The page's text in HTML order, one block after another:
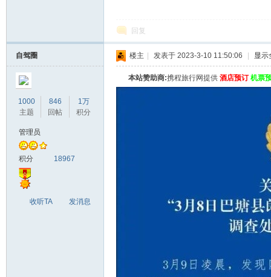
回复
自驾圈
1000
主题
846
回帖
1万
积分
管理员
积分 18967
收听TA 发消息
楼主 发表于 2023-3-10 11:50:06 显示
本站赞助商:携程旅行网提供 酒店预订 机票